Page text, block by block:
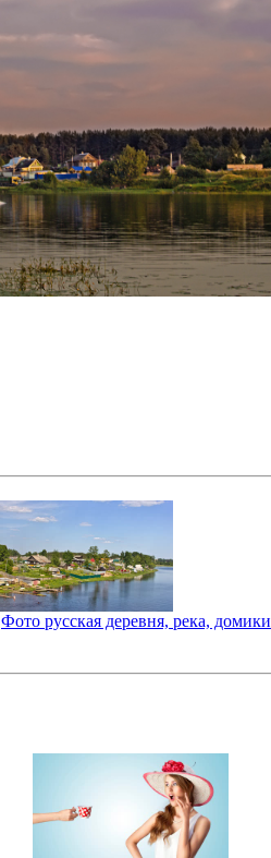
Фото русская деревня, река, домики